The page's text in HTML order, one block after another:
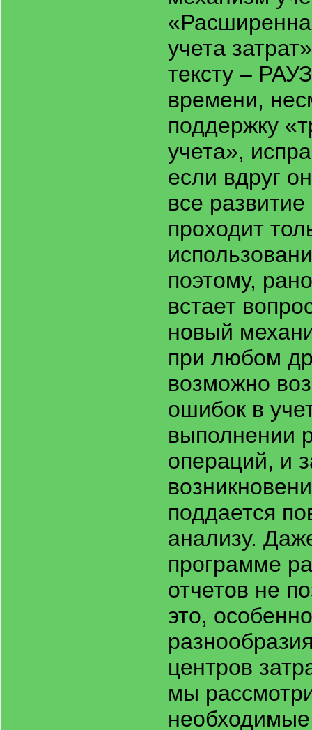
учета
тексту –
времени,
поддержку
учета»,
если вдруг
все
проходит
поэтому,
встает
новый
при любом
возможно
ошибок в
выполнении
операций, и
поддается
анализу.
программе
отчетов не
это,
центров
мы